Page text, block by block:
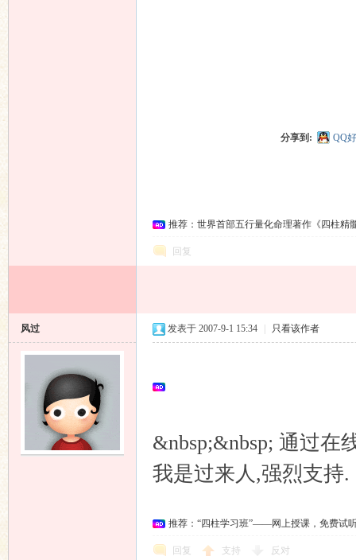
分享到: QQ
推荐：世界首部五行量化命理著作《四柱精
回复
风过 发表于 2007-9-1 15:34 只看该作者
&nbsp;&nbsp; 通过在
我是过来人,强烈支持.
推荐：“四柱学习班”——网上授课，免费试
回复 支持 反对